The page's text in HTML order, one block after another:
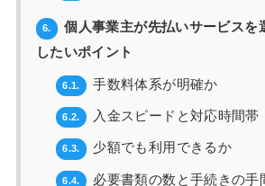
6.
個人事業主が先払いサービスを
したいポイント
6.1. 手数料体系が明確か
6.2. 入金スピードと対応時間帯
6.3. 少額でも利用できるか
6.4. 必要書類の数と手続きの手